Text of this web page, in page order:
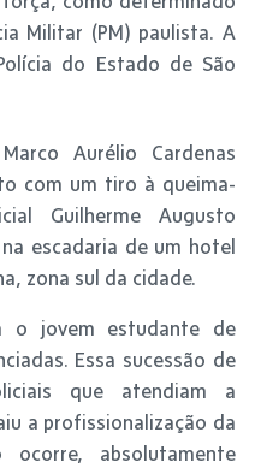
Militar (PM) paulista. A
do Estado de São
Aurélio Cardenas
com um tiro à queima-
Guilherme Augusto
escadaria de um hotel
zona sul da cidade.
o jovem estudante de
Essa sucessão de
que atendiam a
a profissionalização da
absolutamente